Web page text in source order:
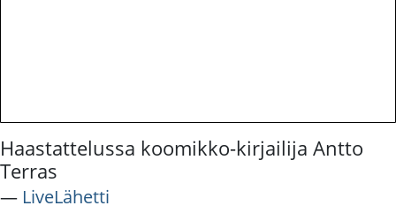
Haastattelussa koomikko-kirjailija Antto
Terras
― LiveLähetti